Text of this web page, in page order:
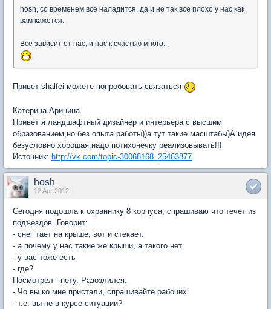
hosh, со временем все наладится, да и не так все плохо у нас как
вам кажется.
Все зависит от нас, и нас к счастью много..
Привет shalfei можете попробовать связаться
Катерина Аринина
Привет я ландшафтный дизайнер и интерьера с высшим
образованием,но без опыта работы))а тут такие масштабы)А идея
безусловно хорошая,надо потихонечку реализовывать!!!
Источник: http://vk.com/topic-30068168_25463877
hosh
12 Apr 2012
Сегодня подошла к охраннику 8 корпуса, спрашиваю что течет из
подъездов. Говорит:
- снег тает на крыше, вот и стекает.
- а почему у нас такие же крыши, а такого нет
- у вас тоже есть
- где?
Посмотрел - нету. Разозлился.
- Чо вы ко мне пристали, спрашивайте рабочих
- т.е. вы не в курсе ситуации?